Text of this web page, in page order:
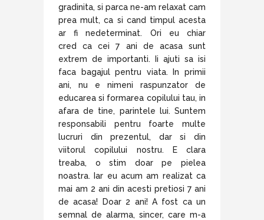
gradinita, si parca ne-am relaxat cam
prea mult, ca si cand timpul acesta
ar fi nedeterminat. Ori eu chiar
cred ca cei 7 ani de acasa sunt
extrem de importanti. Ii ajuti sa isi
faca bagajul pentru viata. In primii
ani, nu e nimeni raspunzator de
educarea si formarea copilului tau, in
afara de tine, parintele lui. Suntem
responsabili pentru foarte multe
lucruri din prezentul, dar si din
viitorul copilului nostru. E clara
treaba, o stim doar pe pielea
noastra. Iar eu acum am realizat ca
mai am 2 ani din acesti pretiosi 7 ani
de acasa! Doar 2 ani! A fost ca un
semnal de alarma, sincer, care m-a